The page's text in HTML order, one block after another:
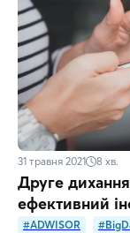
31 травня 2021 8 хв.
Друге
ефективний
#ADWISOR